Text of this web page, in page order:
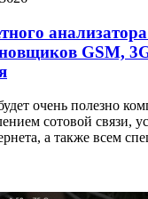
GSM,
очень полезно
сотовой связи,
а также всем